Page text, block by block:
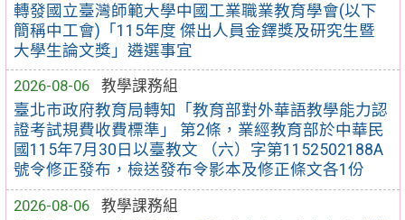
轉發國立臺灣師範大學中國工業職業教育學會(以下
簡稱中工會)「115年度 傑出人員金鐸獎及研究生暨
大學生論文獎」遴選事宜
2026-08-06
教學課務組
臺北市政府教育局轉知「教育部對外華語教學能力認
證考試規費收費標準」 第2條，業經教育部於中華民
國115年7月30日以臺教文 （六）字第1152502188A
號令修正發布，檢送發布令影本及修正條文各1份
2026-08-06
教學課務組